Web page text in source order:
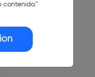
contenido."